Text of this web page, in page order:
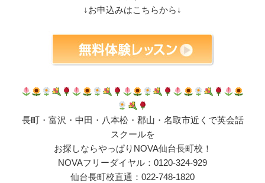
↓お申込みはこちらから↓
長町・富沢・中田・八本松・郡山・名取市近くで英会話
スクールを
お探しならやっぱりNOVA仙台長町校！
NOVAフリーダイヤル：0120-324-929
仙台長町校直通：022-748-1820